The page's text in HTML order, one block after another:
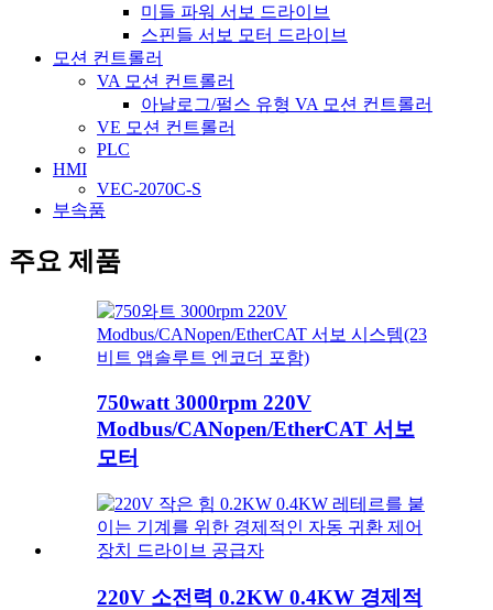
미들 파워 서보 드라이브
스핀들 서보 모터 드라이브
모션 컨트롤러
VA 모션 컨트롤러
아날로그/펄스 유형 VA 모션 컨트롤러
VE 모션 컨트롤러
PLC
HMI
VEC-2070C-S
부속품
주요 제품
750watt 3000rpm 220V
Modbus/CANopen/EtherCAT 서보
모터
220V 소전력 0.2KW 0.4KW 경제적